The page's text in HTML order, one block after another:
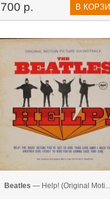
700 р. В
Beatles — Help! (Original